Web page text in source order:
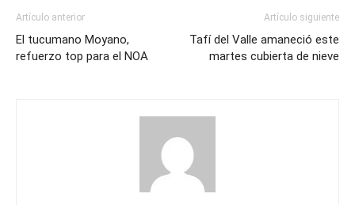
Artículo anterior
El tucumano Moyano,
refuerzo top para el NOA
Artículo siguiente
Tafí del Valle amaneció este
martes cubierta de nieve